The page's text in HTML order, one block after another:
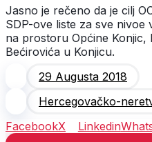
Jasno je rečeno da je cilj
SDP-ove liste za sve nivoe
na prostoru Općine Konjic,
Bećirovića u Konjicu.
29 Augusta 2018
Hercegovačko-
FacebookX Linkedin